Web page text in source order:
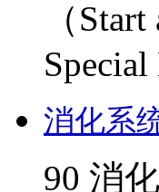
（
消化系
90 消